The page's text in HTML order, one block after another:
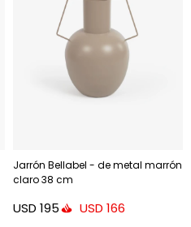
Jarrón Bellabel - de metal marrón
claro 38 cm
USD 195 USD 166